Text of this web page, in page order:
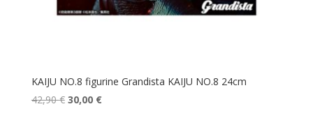
KAIJU NO.8 figurine Grandista KAIJU NO.8 24cm
42,90€ Le
30,00 €Le